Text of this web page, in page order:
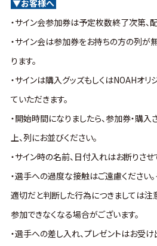
▼お客様へ
・サイン会参加券は予定枚数終了次第、
・サイン会は参加券をお持ちの方の列が
ります。
・サインは購入グッズもしくはNOAHオ
ていただきます。
・開始時間になりましたら、参加券・購
上、列にお並びください。
・サイン時の名前、日付入れはお断りさせ
・選手への過度な接触はご遠慮ください
適切だと判断した行為につきましては注
参加できなくなる場合がございます。
・選手への差し入れ、プレゼントはお受